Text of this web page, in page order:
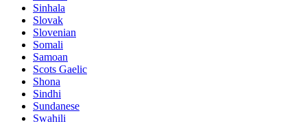
Sinhala
Slovak
Slovenian
Somali
Samoan
Scots Gaelic
Shona
Sindhi
Sundanese
Swahili